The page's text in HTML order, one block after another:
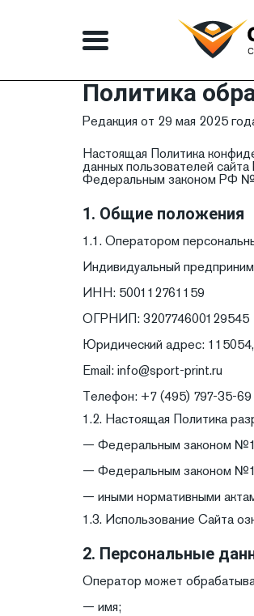
Политика
Редакция от 29 мая 2025
Настоящая Политика
данных пользователей
Федеральным законом РФ №
1. Общие положения
1.1. Оператором
Индивидуальный
ИНН: 500112761159
ОГРНИП: 320774600129545
Юридический адрес: 115054,
Email: info@sport-print.ru
Телефон: +7 (495) 797-35-69
1.2. Настоящая Политика
— Федеральным законом
— Федеральным законом
— иными нормативными
1.3. Использование Сайта
2. Персональные
Оператор может
— имя;